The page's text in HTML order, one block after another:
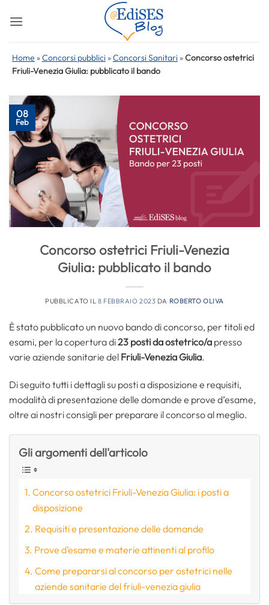
Home »Concorsi pubblici »Concorsi Sanitari »Concorso ostetrici
Friuli-Venezia Giulia: pubblicato il bando
08
Feb
Concorso ostetrici Friuli-Venezia
Giulia: pubblicato il bando
PUBBLICATO IL 8 FEBBRAIO 2023 DA ROBERTO OLIVA
È stato pubblicato un nuovo bando di concorso, per titoli ed
esami, per la copertura di23 posti da ostetrico/a presso
varie aziende sanitarie del Friuli-Venezia Giulia.
Di seguito tutti i dettagli su posti a disposizione e requisiti,
modalità di presentazione delle domande e prove d’esame,
oltre ai nostri consigli per preparare il concorso al meglio.
Gli argomenti dell'articolo
Concorso ostetrici Friuli-Venezia Giulia: i posti a
disposizione
Requisiti e presentazione delle domande
Prove d’esame e materie attinenti al profilo
Come prepararsi al concorso per ostetrici nelle
aziende sanitarie del friuli-venezia giulia